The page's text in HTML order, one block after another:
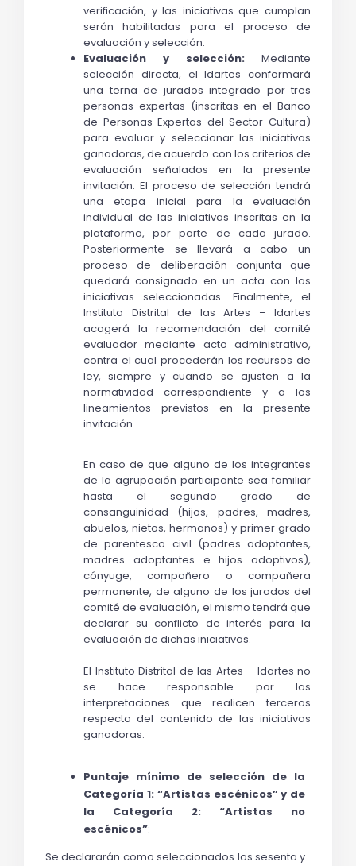
verificación, y las iniciativas que cumplan
serán habilitadas para el proceso de
evaluación y selección.
Evaluación y selección: Mediante
selección directa, el Idartes conformará
una terna de jurados integrado por tres
personas expertas (inscritas en el Banco
de Personas Expertas del Sector Cultura)
para evaluar y seleccionar las iniciativas
ganadoras, de acuerdo con los criterios de
evaluación señalados en la presente
invitación. El proceso de selección tendrá
una etapa inicial para la evaluación
individual de las iniciativas inscritas en la
plataforma, por parte de cada jurado.
Posteriormente se llevará a cabo un
proceso de deliberación conjunta que
quedará consignado en un acta con las
iniciativas seleccionadas. Finalmente, el
Instituto Distrital de las Artes – Idartes
acogerá la recomendación del comité
evaluador mediante acto administrativo,
contra el cual procederán los recursos de
ley, siempre y cuando se ajusten a la
normatividad correspondiente y a los
lineamientos previstos en la presente
invitación.
En caso de que alguno de los integrantes
de la agrupación participante sea familiar
hasta el segundo grado de
consanguinidad (hijos, padres, madres,
abuelos, nietos, hermanos) y primer grado
de parentesco civil (padres adoptantes,
madres adoptantes e hijos adoptivos),
cónyuge, compañero o compañera
permanente, de alguno de los jurados del
comité de evaluación, el mismo tendrá que
declarar su conflicto de interés para la
evaluación de dichas iniciativas.
El Instituto Distrital de las Artes – Idartes no
se hace responsable por las
interpretaciones que realicen terceros
respecto del contenido de las iniciativas
ganadoras.
Puntaje mínimo de selección de la
Categoría 1: “Artistas escénicos” y de
la Categoría 2: “Artistas no
escénicos”:
Se declararán como seleccionados los sesenta y